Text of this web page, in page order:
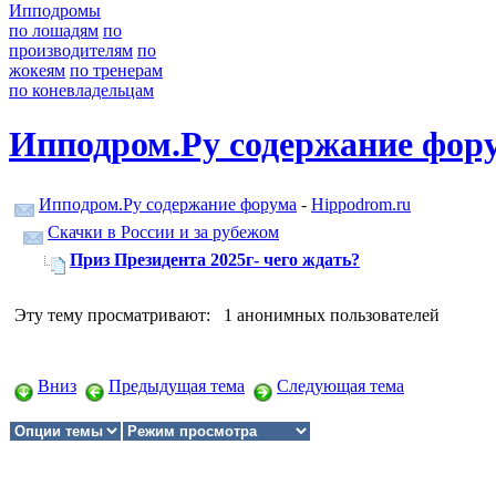
Ипподромы
по лошадям по
производителям по
жокеям по тренерам
по коневладельцам
Ипподром.Ру содержание
Ипподром.Ру содержание форума - Hippodrom.ru
Скачки в России и за рубежом
Приз Президента 2025г- чего ждать?
Эту тему просматривают: 1 анонимных пользователей
Вниз Предыдущая тема Следующая тема